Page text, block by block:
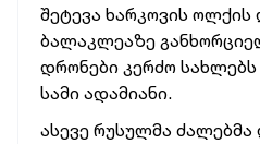
შეტევა ხარკოვის ოლქის
ბალაკლეაზე
დრონები კერძო
სამი ადამიანი.
ასევე რუსულმა